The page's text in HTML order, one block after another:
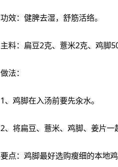
功效：健脾去湿，舒筋活络。
主料：扁豆2克、薏米2克、鸡脚
做法：
1、鸡脚在‮汤入‬前要先‮水汆‬。